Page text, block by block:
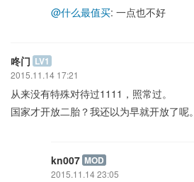
@什么最值买: 一点也不好
咚门 LV1
2015.11.14 17:21
从来没有特殊对待过1111，照常过。
国家才开放二胎？我还以为早就开放了呢。
kn007 MOD
2015.11.14 23:05